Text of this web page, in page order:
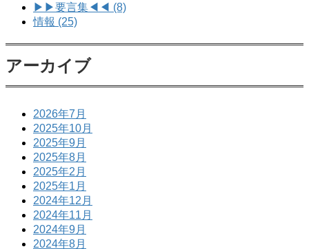
▶▶要言集◀◀ (8)
情報 (25)
アーカイブ
2026年7月
2025年10月
2025年9月
2025年8月
2025年2月
2025年1月
2024年12月
2024年11月
2024年9月
2024年8月